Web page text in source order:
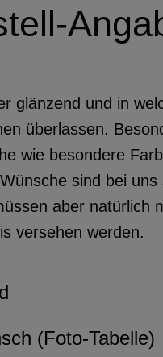
glänzend und in
überlassen.
wie besondere
sind bei uns
aber natürlich
versehen werden.
(Foto-Tabelle)